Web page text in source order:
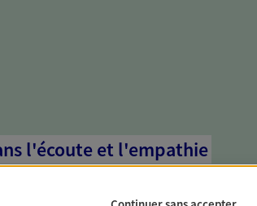
l'écoute et l'empathie
mettent l'empathie au cœur de leurs échanges